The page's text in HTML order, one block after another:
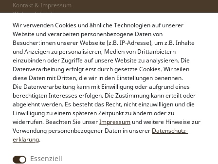
Kontakt & Impressum
Widerrufsbelehrung
Zahlung & Lieferung
Datenschutz
AGB
Alpenflüstern
Philosophie
Händlerbereich
Firmenkunden
Sonderanfertigungen
Pressebereich
Kontakt & Impressum
Social Media
Wir verwenden Cookies und ähnliche Technologien auf unserer
Website und verarbeiten personenbezogene Daten von
Besucher:innen unserer Webseite (z.B. IP-Adresse), um z.B. Inhalte
und Anzeigen zu personalisieren, Medien von Drittanbietern
einzubinden oder Zugriffe auf unsere Website zu analysieren. Die
Datenverarbeitung erfolgt erst durch gesetzte Cookies. Wir teilen
diese Daten mit Dritten, die wir in den Einstellungen benennen.
Die Datenverarbeitung kann mit Einwilligung oder aufgrund eines
berechtigten Interesses erfolgen. Die Zustimmung kann erteilt oder
abgelehnt werden. Es besteht das Recht, nicht einzuwilligen und die
Einwilligung zu einem späteren Zeitpunkt zu ändern oder zu
widerrufen. Beachten Sie unserImpressum und weitere Hinweise zur
Verwendung personenbezogener Daten in unserer Daten­schutz­
erklärung.
Essenziell